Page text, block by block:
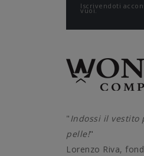
Iscrivendoti
vuoi.
"Indossi il vestito
pelle!"
Lorenzo Riva,